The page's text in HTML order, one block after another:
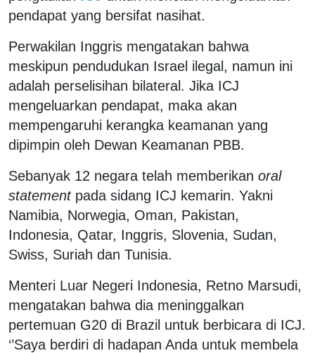
pendapat yang bersifat nasihat.
Perwakilan Inggris mengatakan bahwa
meskipun pendudukan Israel ilegal, namun ini
adalah perselisihan bilateral. Jika ICJ
mengeluarkan pendapat, maka akan
mempengaruhi kerangka keamanan yang
dipimpin oleh Dewan Keamanan PBB.
Sebanyak 12 negara telah memberikan oral
statementpada sidang ICJ kemarin. Yakni
Namibia, Norwegia, Oman, Pakistan,
Indonesia, Qatar, Inggris, Slovenia, Sudan,
Swiss, Suriah dan Tunisia.
Menteri Luar Negeri Indonesia, Retno Marsudi,
mengatakan bahwa dia meninggalkan
pertemuan G20 di Brazil untuk berbicara di ICJ.
‘’Saya berdiri di hadapan Anda untuk membela